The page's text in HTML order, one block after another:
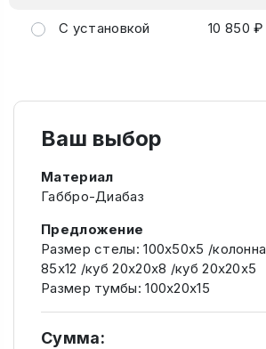
С установкой 10 850 ₽
Ваш выбор
Материал
Габбро-Диабаз
Предложение
Размер стелы: 100х50х5 /колонна
85х12 /куб 20х20х8 /куб 20х20х5
Размер тумбы: 100х20х15
Сумма: